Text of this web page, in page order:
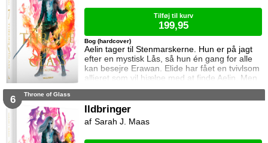
Aelin tager til Stenmarskerne. Hun er på jagt
efter en mystisk Lås, så hun én gang for alle
kan besejre Erawan. Elide har fået en tvivlsom
allieret som vil hjælpe med at finde Aelin. Men
for hvilken pris? Manon vågner i lænker og
Dorian ikke glemme heksen der hjalp ham i
Bog (hardcover)
Tilføj til kurv
199,95
6 Throne of Glass
Ildbringer
Sarah J. Maas